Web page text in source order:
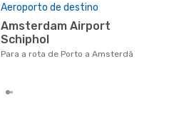
Aeroporto de destino
Amsterdam Airport
Schiphol
Para a rota de Porto a Amsterdã